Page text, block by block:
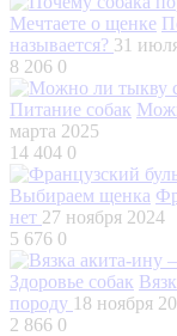
Мечтаете о щенке
называется? 31
8 206 0
Питание собак
марта 2025
14 404 0
Выбираем щенка
нет 27 ноября 2024
5 676 0
Здоровье собак
породу 18 ноября
2 866 0